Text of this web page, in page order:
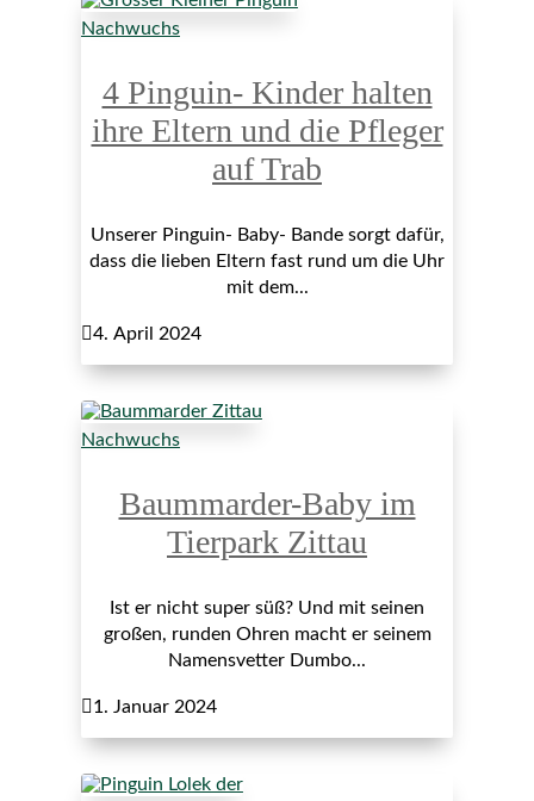
Nachwuchs
4 Pinguin- Kinder halten
ihre Eltern und die Pfleger
auf Trab
Unserer Pinguin- Baby- Bande sorgt dafür,
dass die lieben Eltern fast rund um die Uhr
mit dem...
4. April 2024
Nachwuchs
Baummarder-Baby im
Tierpark Zittau
Ist er nicht super süß? Und mit seinen
großen, runden Ohren macht er seinem
Namensvetter Dumbo...
1. Januar 2024